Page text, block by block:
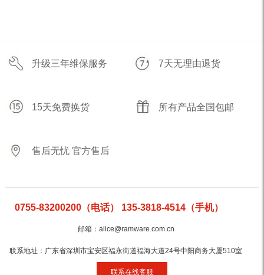
升级三年维保服务 7天无理由退货
15天免费换货 所有产品全国包邮
售后无忧 官方售后
0755-83200200（电话） 135-3818-4514（手机）
邮箱：alice@ramware.com.cn
联系地址：广东省深圳市宝安区福永街道福海大道24号中阳商务大厦510室
联系在线客服